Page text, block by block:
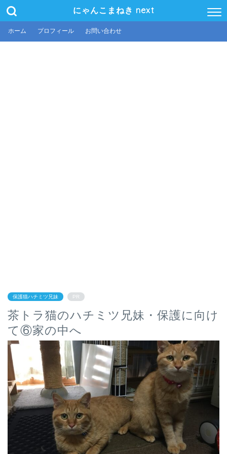
にゃんこまねき next
ホーム プロフィール お問い合わせ
保護猫ハチミツ兄妹 PR
茶トラ猫のハチミツ兄妹・保護に向け
て⑥家の中へ